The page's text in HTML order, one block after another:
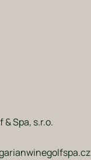
Spa, s.r.o.